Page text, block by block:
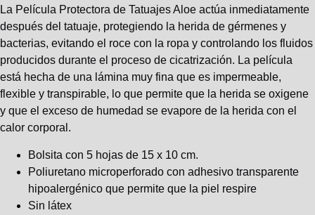
La Película Protectora de Tatuajes Aloe actúa inmediatamente
después del tatuaje, protegiendo la herida de gérmenes y
bacterias, evitando el roce con la ropa y controlando los fluidos
producidos durante el proceso de cicatrización. La película
está hecha de una lámina muy fina que es impermeable,
flexible y transpirable, lo que permite que la herida se oxigene
y que el exceso de humedad se evapore de la herida con el
calor corporal.
Bolsita con 5 hojas de 15 x 10 cm.
Poliuretano microperforado con adhesivo transparente
hipoalergénico que permite que la piel respire
Sin látex